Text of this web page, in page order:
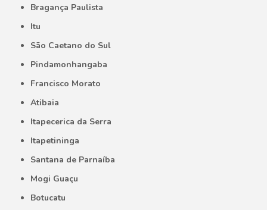
Bragança Paulista
Itu
São Caetano do Sul
Pindamonhangaba
Francisco Morato
Atibaia
Itapecerica da Serra
Itapetininga
Santana de Parnaíba
Mogi Guaçu
Botucatu